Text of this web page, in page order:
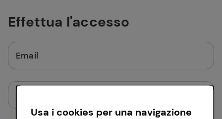
Effettua l'accesso
Email
Usa i cookies per una navigazione